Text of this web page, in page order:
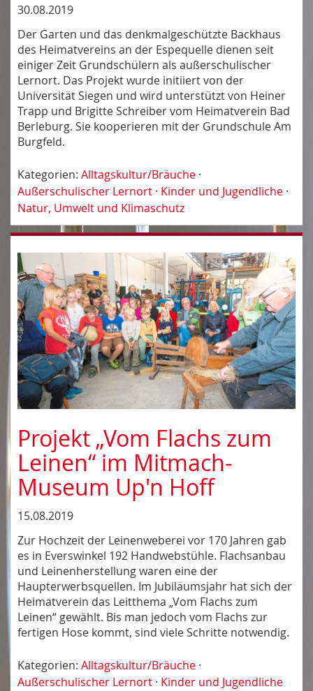
30.08.2019
Der Garten und das denkmalgeschützte Backhaus
des Heimatvereins an der Espequelle dienen seit
einiger Zeit Grundschülern als außerschulischer
Lernort. Das Projekt wurde initiiert von der
Universität Siegen und wird unterstützt von Heiner
Trapp und Brigitte Schreiber vom Heimatverein Bad
Berleburg. Sie kooperieren mit der Grundschule Am
Burgfeld.
Kategorien: Alltagskultur/Bräuche ·
Außerschulischer Lernort · Kinder und Jugendliche ·
Natur, Umwelt und Klimaschutz
Projekt „Vom Flachs zum
Leinen“ im Mitmach-
Museum Up'n Hoff
15.08.2019
Zur Hochzeit der Leinenweberei vor 170 Jahren gab
es in Everswinkel 192 Handwebstühle. Flachsanbau
und Leinenherstellung waren eine der
Haupterwerbsquellen. Im Jubiläumsjahr hat sich der
Heimatverein das Leitthema „Vom Flachs zum
Leinen“ gewählt. Bis man jedoch vom Flachs zur
fertigen Hose kommt, sind viele Schritte notwendig.
Kategorien: Alltagskultur/Bräuche ·
Außerschulischer Lernort · Kinder und Jugendliche